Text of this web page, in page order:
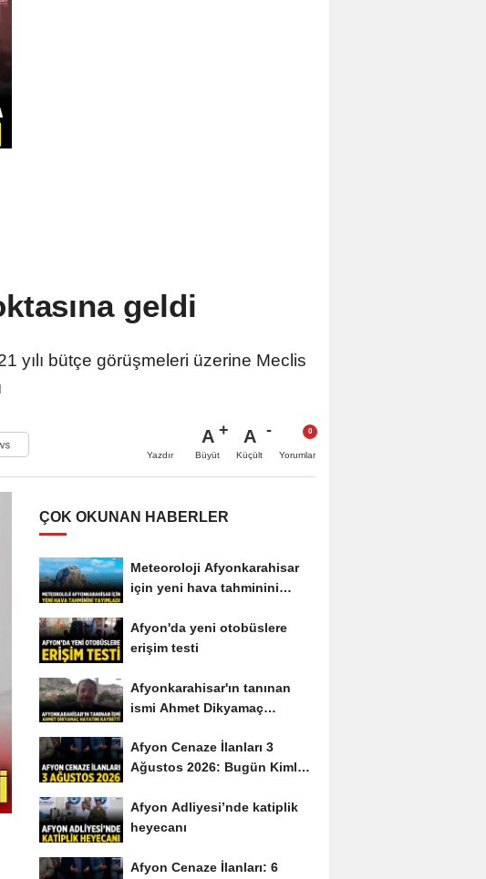
geldi
yılı bütçe görüşmeleri üzerine Meclis
Yazdır
A
Büyüt
A
Küçült Yorumlar
ÇOK OKUNAN HABERLER
Meteoroloji Afyonkarahisar
için yeni hava tahminini
Afyon'da yeni otobüslere
erişim testi
Afyonkarahisar'ın tanınan
ismi Ahmet Dikyamaç
Afyon Cenaze İlanları 3
Ağustos 2026: Bugün Kimler
Afyon Adliyesi’nde katiplik
heyecanı
Afyon Cenaze İlanları: 6